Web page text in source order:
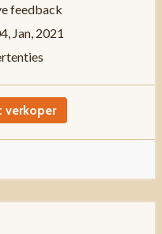
feedback
Jan, 2021
verkoper